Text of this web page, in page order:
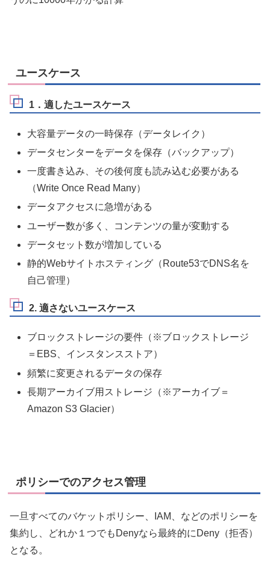
ユースケース
1．適したユースケース
大容量データの一時保存（データレイク）
データセンターをデータを保存（バックアップ）
一度書き込み、その後何度も読み込む必要がある
（Write Once Read Many）
データアクセスに急増がある
ユーザー数が多く、コンテンツの量が変動する
データセット数が増加している
静的Webサイトホスティング（Route53でDNS名を
自己管理）
2. 適さないユースケース
ブロックストレージの要件（※ブロックストレージ
＝EBS、インスタンスストア）
頻繁に変更されるデータの保存
長期アーカイブ用ストレージ（※アーカイブ＝
Amazon S3 Glacier）
ポリシーでのアクセス管理
一旦すべてのバケットポリシー、IAM、などのポリシーを
集約し、どれか１つでもDenyなら最終的にDeny（拒否）
となる。